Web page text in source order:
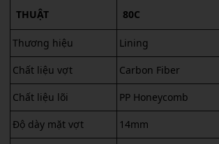
THUẬT
80C
Thương hiệu Lining
Chất liệu vợt Carbon Fiber
Chất liệu lõi PP Honeycomb
Độ dày mặt vợt 14mm